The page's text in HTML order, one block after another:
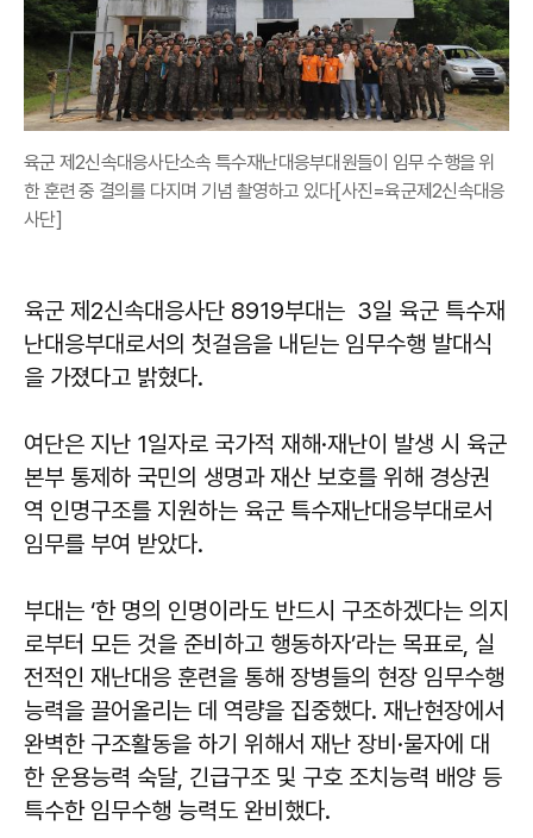
육군 제2신속대응사단소속 특수재난대응부대원들이 임무 수행을 위
한 훈련 중 결의를 다지며 기념 촬영하고 있다[사진=육군제2신속대응
사단]
육군 제2신속대응사단 8919부대는 3일 육군 특수재
난대응부대로서의 첫걸음을 내딛는 임무수행 발대식
을 가졌다고 밝혔다.
여단은 지난 1일자로 국가적 재해·재난이 발생 시 육군
본부 통제하 국민의 생명과 재산 보호를 위해 경상권
역 인명구조를 지원하는 육군 특수재난대응부대로서
임무를 부여 받았다.
부대는 ‘한 명의 인명이라도 반드시 구조하겠다는 의지
로부터 모든 것을 준비하고 행동하자’라는 목표로, 실
전적인 재난대응 훈련을 통해 장병들의 현장 임무수행
능력을 끌어올리는 데 역량을 집중했다. 재난현장에서
완벽한 구조활동을 하기 위해서 재난 장비·물자에 대
한 운용능력 숙달, 긴급구조 및 구호 조치능력 배양 등
특수한 임무수행 능력도 완비했다.